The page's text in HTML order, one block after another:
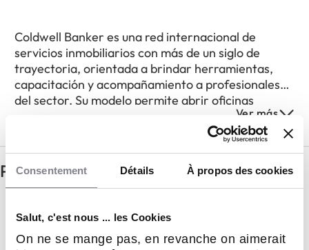
Consentement Détails À propos des cookies
Salut, c'est nous ... les Cookies
On ne se mange pas, en revanche on aimerait
Coldwell Banker es una red internacional de
servicios inmobiliarios con más de un siglo de
trayectoria, orientada a brindar herramientas,
capacitación y acompañamiento a profesionales
del sector. Su modelo permite abrir oficinas
propias o incorporarse como corredor o asesor
inmobiliario dentro de una estructura respaldada
por una marca global presente en más de 40
países. La compañía apuesta por la excelencia, la
innovación tecnológica, el networking y la
de sus asociados en Argentina, Uruguay y
Paraguay.
Ver más
Preguntas frecuentes